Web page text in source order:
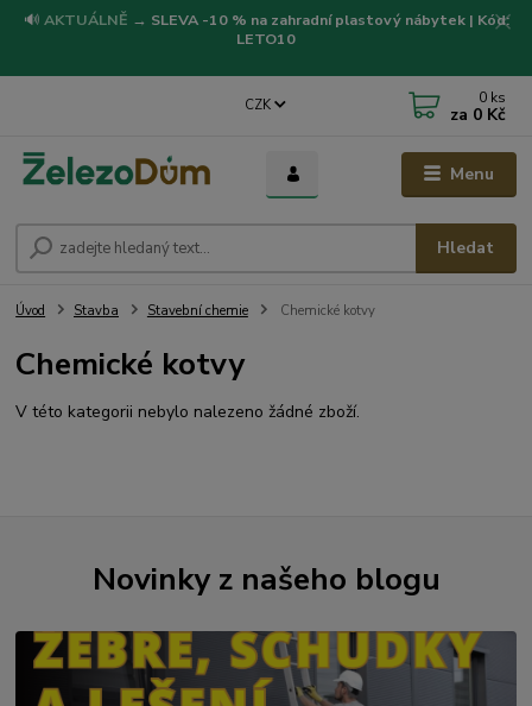
🔊 AKTUÁLNĚ → SLEVA -10 % na zahradní plastový nábytek | Kód:
LETO10
Menu
CZK
Hledat
0 ks
za 0 Kč
Úvod Stavba Stavební chemie Chemické kotvy
Chemické kotvy
V této kategorii nebylo nalezeno žádné zboží.
Novinky z našeho blogu